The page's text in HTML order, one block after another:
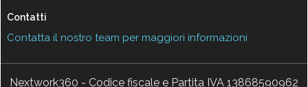
Contatti
Contatta il nostro team per maggiori informazioni
Nextwork360 - Codice fiscale e Partita IVA 13868590962